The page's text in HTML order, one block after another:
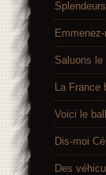
Saluons le
La France
Voici le
Dis-moi
Des